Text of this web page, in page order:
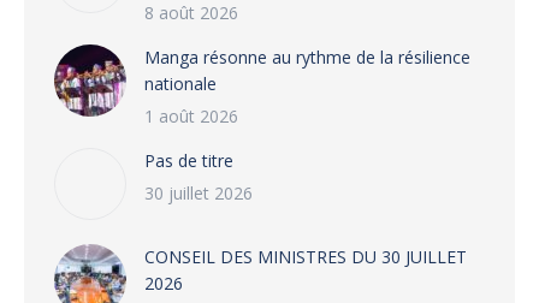
8 août 2026
Manga résonne au rythme de la résilience
nationale
1 août 2026
Pas de titre
30 juillet 2026
CONSEIL DES MINISTRES DU 30 JUILLET
2026